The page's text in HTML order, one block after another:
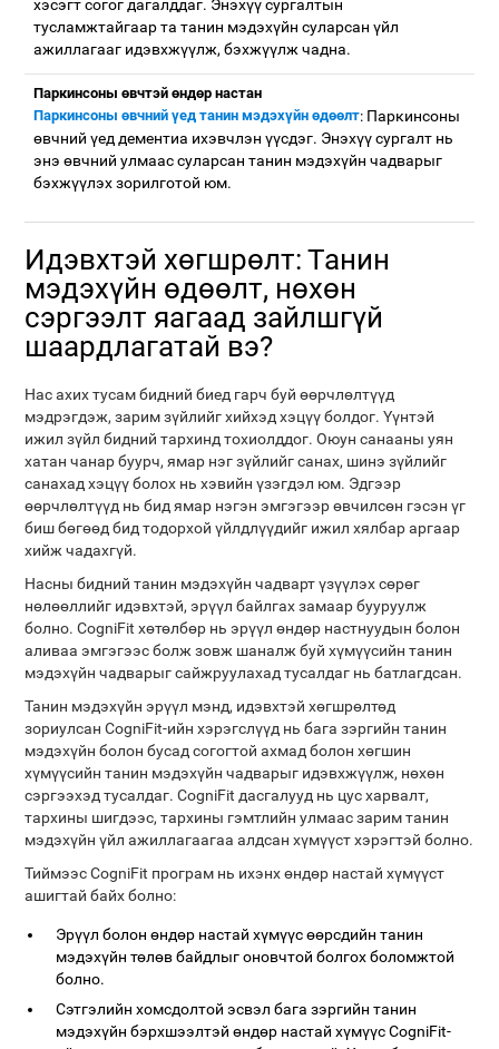
хэсэгт согог дагалддаг. Энэхүү сургалтын
тусламжтайгаар та танин мэдэхүйн суларсан үйл
ажиллагааг идэвхжүүлж, бэхжүүлж чадна.
Паркинсоны өвчтэй өндөр настан
Паркинсоны өвчний үед танин мэдэхүйн өдөөлт: Паркинсоны
өвчний үед дементиа ихэвчлэн үүсдэг. Энэхүү сургалт нь
энэ өвчний улмаас суларсан танин мэдэхүйн чадварыг
бэхжүүлэх зорилготой юм.
Идэвхтэй хөгшрөлт: Танин
мэдэхүйн өдөөлт, нөхөн
сэргээлт яагаад зайлшгүй
шаардлагатай вэ?
Нас ахих тусам бидний биед гарч буй өөрчлөлтүүд
мэдрэгдэж, зарим зүйлийг хийхэд хэцүү болдог. Үүнтэй
ижил зүйл бидний тархинд тохиолддог. Оюун санааны уян
хатан чанар буурч, ямар нэг зүйлийг санах, шинэ зүйлийг
санахад хэцүү болох нь хэвийн үзэгдэл юм. Эдгээр
өөрчлөлтүүд нь бид ямар нэгэн эмгэгээр өвчилсөн гэсэн үг
биш бөгөөд бид тодорхой үйлдлүүдийг ижил хялбар аргаар
хийж чадахгүй.
Насны бидний танин мэдэхүйн чадварт үзүүлэх сөрөг
нөлөөллийг идэвхтэй, эрүүл байлгах замаар бууруулж
болно. CogniFit хөтөлбөр нь эрүүл өндөр настнуудын болон
аливаа эмгэгээс болж зовж шаналж буй хүмүүсийн танин
мэдэхүйн чадварыг сайжруулахад тусалдаг нь батлагдсан.
Танин мэдэхүйн эрүүл мэнд, идэвхтэй хөгшрөлтөд
зориулсан CogniFit-ийн хэрэгслүүд нь бага зэргийн танин
мэдэхүйн болон бусад согогтой ахмад болон хөгшин
хүмүүсийн танин мэдэхүйн чадварыг идэвхжүүлж, нөхөн
сэргээхэд тусалдаг. CogniFit дасгалууд нь цус харвалт,
тархины шигдээс, тархины гэмтлийн улмаас зарим танин
мэдэхүйн үйл ажиллагаагаа алдсан хүмүүст хэрэгтэй болно.
Тиймээс CogniFit програм нь ихэнх өндөр настай хүмүүст
ашигтай байх болно:
Эрүүл болон өндөр настай хүмүүс өөрсдийн танин
мэдэхүйн төлөв байдлыг оновчтой болгох боломжтой
болно.
Сэтгэлийн хомсдолтой эсвэл бага зэргийн танин
мэдэхүйн бэрхшээлтэй өндөр настай хүмүүс CogniFit-